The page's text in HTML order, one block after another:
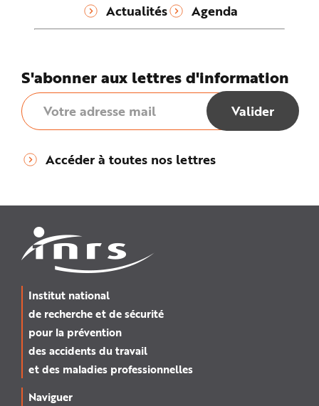
Actualités Agenda
S'abonner aux lettres d'information
Accéder à toutes nos lettres
Institut national
de recherche et de sécurité
pour la prévention
des accidents du travail
et des maladies professionnelles
Naviguer